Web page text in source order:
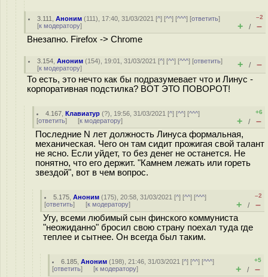
3.111 ,Аноним (111), 17:40, 31/03/2021 [^] [^^] [^^^] [ответить]
[к модератору]
–2
+ / –
Внезапно. Firefox -> Chrome
3.154 ,Аноним (154), 19:01, 31/03/2021 [^] [^^] [^^^] [ответить]
[к модератору] + / –
То есть, это нечто как бы подразумевает что и Линус -
корпоративная подстилка? ВОТ ЭТО ПОВОРОТ!
4.167 ,Клавиатур (?), 19:56, 31/03/2021 [^] [^^] [^^^]
[ответить] [к модератору]
+6
+ / –
Последние N лет должность Линуса формальная,
механическая. Чего он там сидит прожигая свой талант
не ясно. Если уйдет, то без денег не останется. Не
понятно, что его держит. "Камнем лежать или гореть
звездой", вот в чем вопрос.
5.175 ,Аноним (175), 20:58, 31/03/2021 [^] [^^] [^^^]
[ответить] [к модератору]
–2
+ / –
Угу, всеми любимый сын финского коммуниста
"неожиданно" бросил свою страну поехал туда где
теплее и сытнее. Он всегда был таким.
6.185 ,Аноним (198), 21:46, 31/03/2021 [^] [^^] [^^^]
[ответить] [к модератору]
+5
+ / –